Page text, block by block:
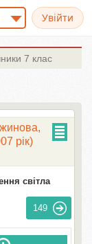
7 клас
рік)
світла
149